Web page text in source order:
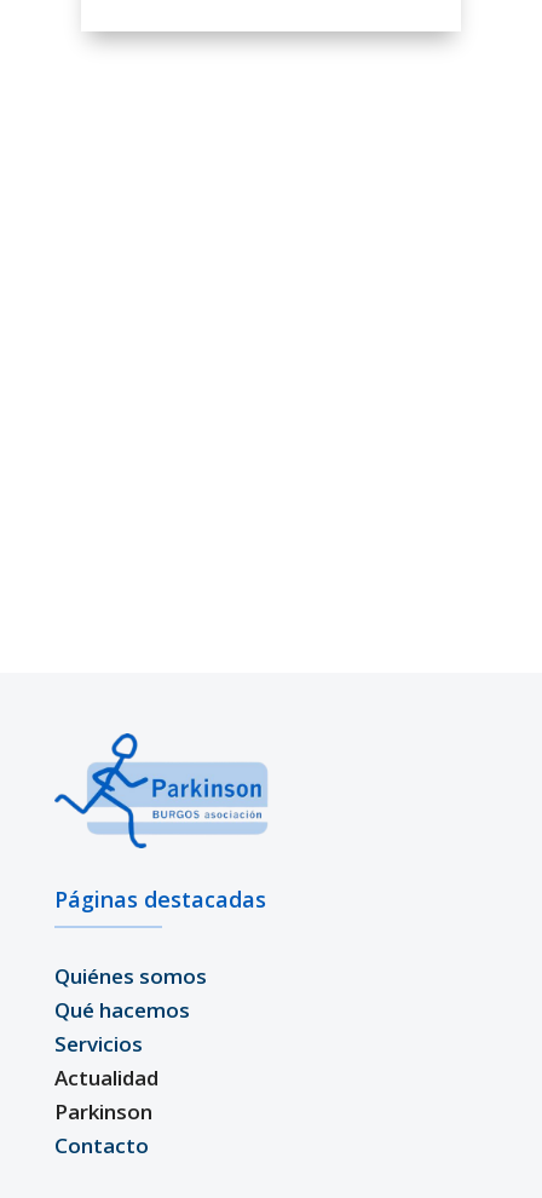
Páginas destacadas
Quiénes somos
Qué hacemos
Servicios
Actualidad
Parkinson
Contacto